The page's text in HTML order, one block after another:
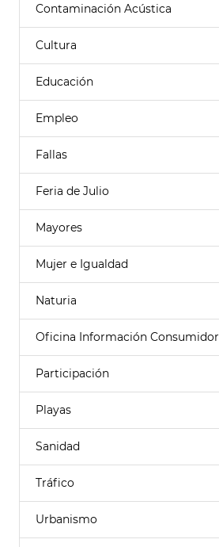
Contaminación Acústica
Cultura
Educación
Empleo
Fallas
Feria de Julio
Mayores
Mujer e Igualdad
Naturia
Oficina Información Consumidor
Participación
Playas
Sanidad
Tráfico
Urbanismo